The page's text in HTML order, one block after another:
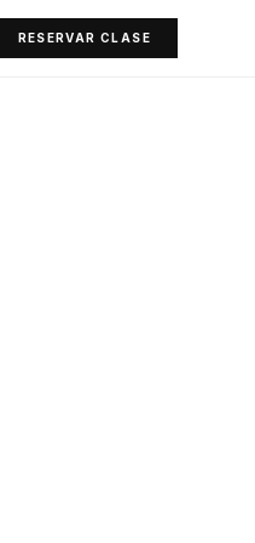
RESERVAR CLASE